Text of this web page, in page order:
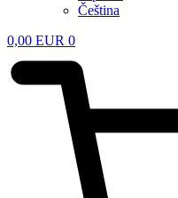
Čeština
0,00 EUR 0